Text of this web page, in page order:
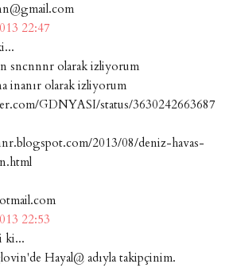
22:47
sncnnnr olarak izliyorum
inanır olarak izliyorum
GDNYASI/status/3630242663687
2013/08/deniz-havas-
22:53
ki...
Hayal@ adıyla takipçinim.